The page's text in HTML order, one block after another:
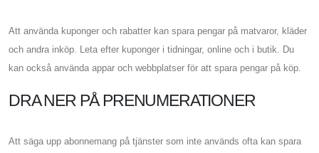
Att använda kuponger och rabatter kan spara pengar på matvaror, kläder
och andra inköp. Leta efter kuponger i tidningar, online och i butik. Du
kan också använda appar och webbplatser för att spara pengar på köp.
DRA NER PÅ PRENUMERATIONER
Att säga upp abonnemang på tjänster som inte används ofta kan spara